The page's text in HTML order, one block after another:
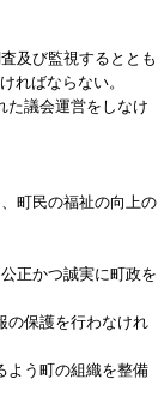
及び監視するととも
ればならない。
議会運営をしなけ
町民の福祉の向上の
正かつ誠実に町政を
の保護を行わなけれ
よう町の組織を整備